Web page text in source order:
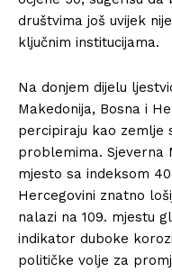
društvima još uvijek
ključnim institucijama.
Na donjem dijelu
Makedonija, Bosna i
percipiraju kao zemlje
problemima. Sjeverna
mjesto sa indeksom
Hercegovini znatno
nalazi na 109. mjestu
indikator duboke
političke volje za